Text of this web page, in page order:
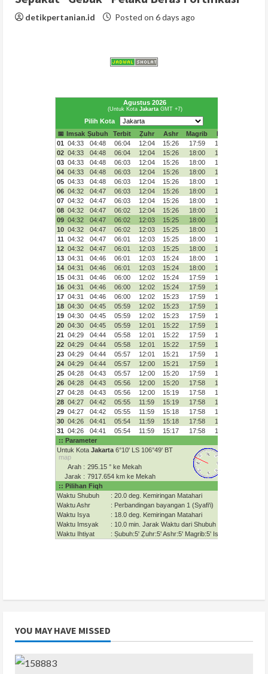
detikpertanian.id Posted on 6 days ago
YOU MAY HAVE MISSED